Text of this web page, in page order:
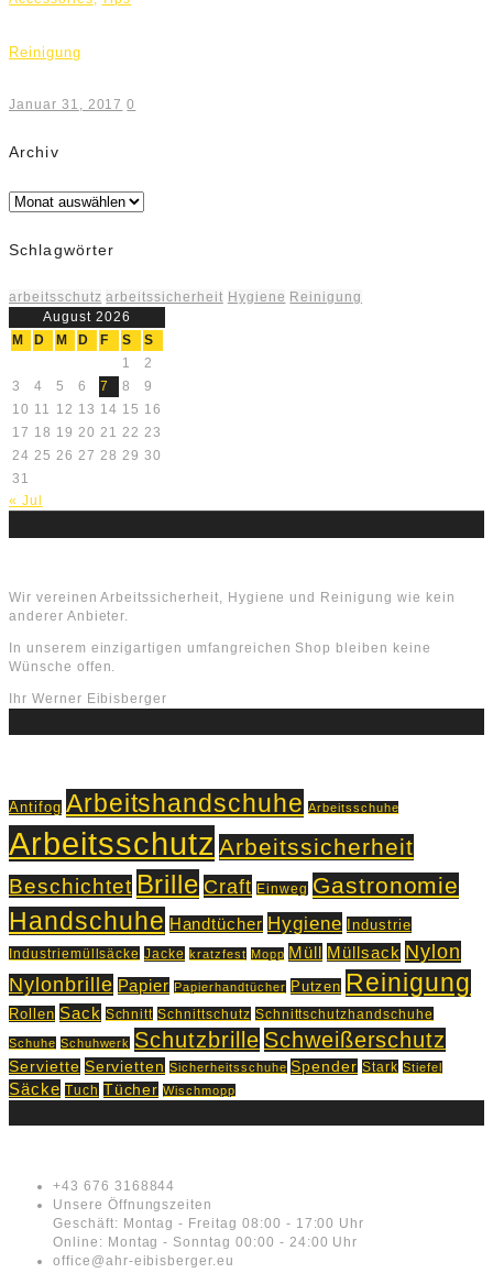
Reinigung
Januar 31, 2017 0
Archiv
Archiv
Schlagwörter
arbeitsschutz arbeitssicherheit Hygiene Reinigung
August 2026
M
D M D F S
S
1
2
3
4 5 6 7 8
9
10 11 12 13 14 15 16
17 18 19 20 21 22 23
24 25 26 27 28 29 30
31
« Jul
Wir vereinen Arbeitssicherheit, Hygiene und Reinigung wie kein
anderer Anbieter.
In unserem einzigartigen umfangreichen Shop bleiben keine
Wünsche offen.
Ihr Werner Eibisberger
Antifog Arbeitshandschuhe Arbeitsschuhe
Arbeitsschutz Arbeitssicherheit
Beschichtet Brille Craft Einweg Gastronomie
Handschuhe Handtücher Hygiene Industrie
Industriemüllsäcke Jacke kratzfest Mopp Müll Müllsack Nylon
Nylonbrille Papier Papierhandtücher Putzen Reinigung
Rollen Sack Schnitt Schnittschutz Schnittschutzhandschuhe
Schuhe Schuhwerk Schutzbrille Schweißerschutz
Serviette Servietten Sicherheitsschuhe Spender Stark Stiefel
Säcke Tuch Tücher Wischmopp
+43 676 3168844
Unsere Öffnungszeiten
Geschäft: Montag - Freitag 08:00 - 17:00 Uhr
Online: Montag - Sonntag 00:00 - 24:00 Uhr
office@ahr-eibisberger.eu